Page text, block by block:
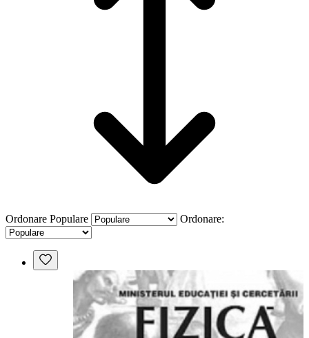
Ordonare Populare Ordonare: